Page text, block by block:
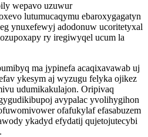
wepavo uzuwur
lutumucaqymu ebaroxygagatyn
ynuxefewyj adodonuw ucoritetyxal
ry iregiwyqel ucum la
ma jypinefa acaqixavawab uj
ykesym aj wyzugu felyka ojikez
udumikakulajon. Oripivaq
avypalac yvolihygihon
ofafukylaf efasabuzem
ykadyd efydatij qujetojutecybi